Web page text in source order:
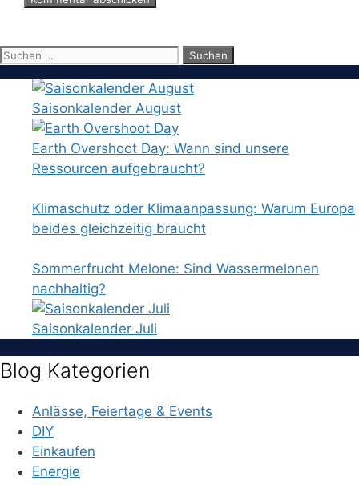
Suchen
Saisonkalender August
Earth Overshoot Day: Wann sind unsere
Ressourcen aufgebraucht?
Klimaschutz oder Klimaanpassung: Warum Europa
beides gleichzeitig braucht
Sommerfrucht Melone: Sind Wassermelonen
nachhaltig?
Saisonkalender Juli
Blog Kategorien
Anlässe, Feiertage & Events
DIY
Einkaufen
Energie